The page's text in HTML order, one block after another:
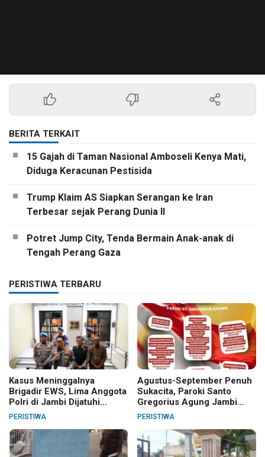
BERITA TERKAIT
15 Gajah di Taman Nasional Amboseli Kenya Mati,
Diduga Keracunan Pestisida
Trump Klaim AS Siapkan Serangan ke Iran
Terbesar sejak Perang Dunia II
Potret Jump City, Tenda Bermain Anak-anak di
Tengah Perang Gaza
PERISTIWA TERBARU
Kasus Meninggalnya
Brigadir EWS, Lima Anggota
Polri di Jambi Dijatuhi
Sanksi PTDH
PERISTIWA
Agustus-September Penuh
Sukacita, Paroki Santo
Gregorius Agung Jambi
Gelar Berbagai Kegiatan
PERISTIWA